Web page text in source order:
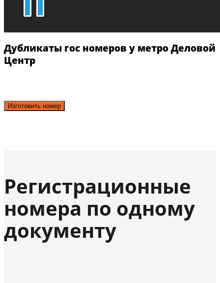
Дубликаты гос номеров у метро Деловой
Центр
Изготовить номер
Регистрационные
номера по одному
документу